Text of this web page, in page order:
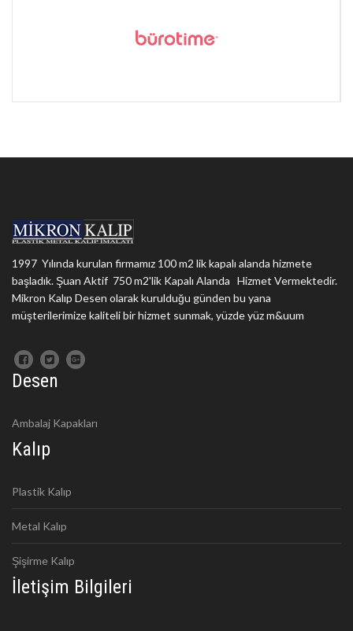
1997 Yılında kurulan firmamız 100 m2 lik kapalı alanda hizmete
başladık. Şuan Aktif 750 m2'lik Kapalı Alanda Hizmet Vermektedir.
Mikron Kalıp Desen olarak kurulduğu günden bu yana
müşterilerimize kaliteli bir hizmet sunmak, yüzde yüz m&uum
Desen
Ambalaj Kapakları
Kalıp
Plastik Kalıp
Metal Kalıp
Şişirme Kalıp
İletişim Bilgileri